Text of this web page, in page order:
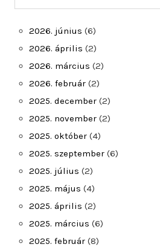
2026. június (6)
2026. április (2)
2026. március (2)
2026. február (2)
2025. december (2)
2025. november (2)
2025. október (4)
2025. szeptember (6)
2025. július (2)
2025. május (4)
2025. április (2)
2025. március (6)
2025. február (8)